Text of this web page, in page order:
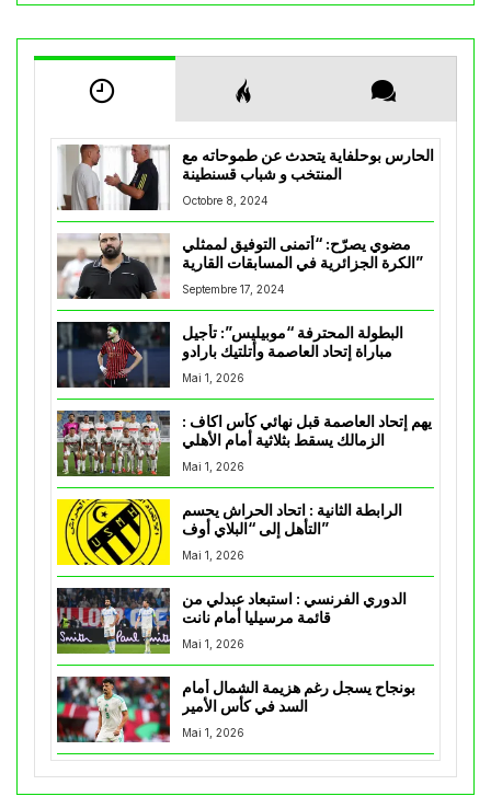
الحارس بوحلفاية يتحدث عن طموحاته مع
المنتخب و شباب قسنطينة
Octobre 8, 2024
مضوي يصرّح: “أتمنى التوفيق لممثلي
الكرة الجزائرية في المسابقات القارية”
Septembre 17, 2024
البطولة المحترفة “موبيليس”: تأجيل
مباراة إتحاد العاصمة وأتلتيك بارادو
Mai 1, 2026
يهم إتحاد العاصمة قبل نهائي كأس اكاف :
Mai 1, 2026
الرابطة الثانية : اتحاد الحراش يحسم
التأهل إلى “البلاي أوف”
Mai 1, 2026
الدوري الفرنسي : استبعاد عبدلي من
قائمة مرسيليا أمام نانت
Mai 1, 2026
بونجاح يسجل رغم هزيمة الشمال أمام
السد في كأس الأمير
Mai 1, 2026